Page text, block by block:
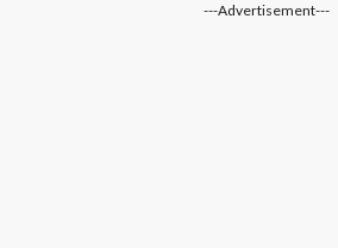
---Advertisement---